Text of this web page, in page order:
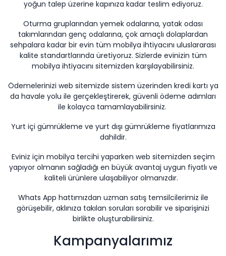
yoğun talep üzerine kapınıza kadar teslim ediyoruz.
Oturma gruplarından yemek odalarına, yatak odası
takımlarından genç odalarına, çok amaçlı dolaplardan
sehpalara kadar bir evin tüm mobilya ihtiyacını uluslararası
kalite standartlarında üretiyoruz. Sizlerde evinizin tüm
mobilya ihtiyacını sitemizden karşılayabilirsiniz.
Ödemelerinizi web sitemizde sistem üzerinden kredi kartı ya
da havale yolu ile gerçekleştirerek, güvenli ödeme adımları
ile kolayca tamamlayabilirsiniz.
Yurt içi gümrükleme ve yurt dışı gümrükleme fiyatlarımıza
dahildir.
Eviniz için mobilya tercihi yaparken web sitemizden seçim
yapıyor olmanın sağladığı en büyük avantaj uygun fiyatlı ve
kaliteli ürünlere ulaşabiliyor olmanızdır.
Whats App hattımızdan uzman satış temsilcilerimiz ile
görüşebilir, aklınıza takılan soruları sorabilir ve siparişinizi
birlikte oluşturabilirsiniz.
Kampanyalarımız
Tv
Orta Sehpa
Zigon Sehpa
Oturma Odası
Puf Modelleri
Puf Modelleri
Baza
Çalışma Masası
Duvar Rafı
Kitaplık
Oyun ve Aktivite
Duvar Rafı
Köşe Rafı
Tablo